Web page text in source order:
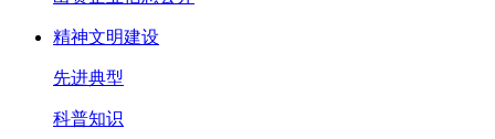
精神文明建设
先进典型
科普知识